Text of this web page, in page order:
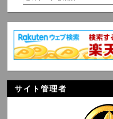
サイト管理者